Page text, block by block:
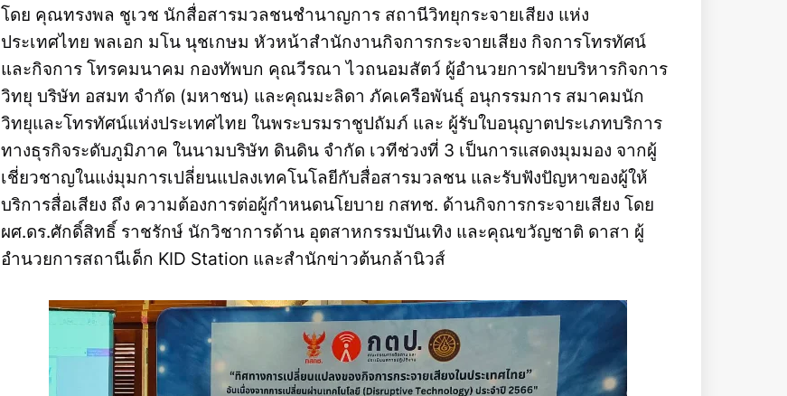
โดย คุณทรงพล ชูเวช นักสื่อสารมวลชนชำนาญการ สถานีวิทยุกระจายเสียง แห่ง
ประเทศไทย พลเอก มโน นุชเกษม หัวหน้าสำนักงานกิจการกระจายเสียง กิจการโทรทัศน์
และกิจการ โทรคมนาคม กองทัพบก คุณวีรณา ไวถนอมสัตว์ ผู้อำนวยการฝ่ายบริหารกิจการ
วิทยุ บริษัท อสมท จำกัด (มหาชน) และคุณมะลิดา ภัคเครือพันธุ์ อนุกรรมการ สมาคมนัก
วิทยุและโทรทัศน์แห่งประเทศไทย ในพระบรมราชูปถัมภ์ และ ผู้รับใบอนุญาตประเภทบริการ
ทางธุรกิจระดับภูมิภาค ในนามบริษัท ดินดิน จำกัด เวทีช่วงที่ 3 เป็นการแสดงมุมมอง จากผู้
เชี่ยวชาญในแง่มุมการเปลี่ยนแปลงเทคโนโลยีกับสื่อสารมวลชน และรับฟังปัญหาของผู้ให้
บริการสื่อเสียง ถึง ความต้องการต่อผู้กำหนดนโยบาย กสทช. ด้านกิจการกระจายเสียง โดย
ผศ.ดร.ศักดิ์สิทธิ์ ราชรักษ์ นักวิชาการด้าน อุตสาหกรรมบันเทิง และคุณขวัญชาติ ดาสา ผู้
อำนวยการสถานีเด็ก KID Station และสำนักข่าวต้นกล้านิวส์